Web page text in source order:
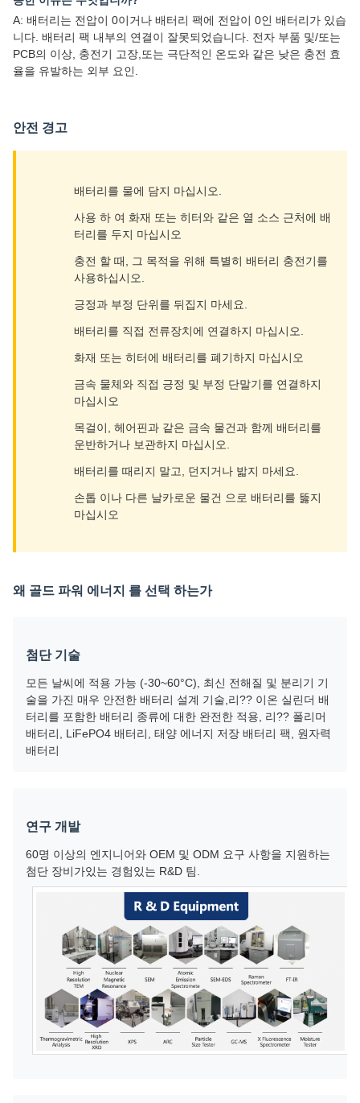
A: 배터리는 전압이 0이거나 배터리 팩에 전압이 0인 배터리가 있습
니다. 배터리 팩 내부의 연결이 잘못되었습니다. 전자 부품 및/또는
PCB의 이상, 충전기 고장,또는 극단적인 온도와 같은 낮은 충전 효
율을 유발하는 외부 요인.
안전 경고
배터리를 물에 담지 마십시오.
사용 하 여 화재 또는 히터와 같은 열 소스 근처에 배
터리를 두지 마십시오
충전 할 때, 그 목적을 위해 특별히 배터리 충전기를
사용하십시오.
긍정과 부정 단위를 뒤집지 마세요.
배터리를 직접 전류장치에 연결하지 마십시오.
화재 또는 히터에 배터리를 폐기하지 마십시오
금속 물체와 직접 긍정 및 부정 단말기를 연결하지
마십시오
목걸이, 헤어핀과 같은 금속 물건과 함께 배터리를
운반하거나 보관하지 마십시오.
배터리를 때리지 말고, 던지거나 밟지 마세요.
손톱 이나 다른 날카로운 물건 으로 배터리를 뚫지
마십시오
왜 골드 파워 에너지 를 선택 하는가
첨단 기술
모든 날씨에 적용 가능 (-30~60°C), 최신 전해질 및 분리기 기
술을 가진 매우 안전한 배터리 설계 기술,리?? 이온 실린더 배
터리를 포함한 배터리 종류에 대한 완전한 적용, 리?? 폴리머
배터리, LiFePO4 배터리, 태양 에너지 저장 배터리 팩, 원자력
배터리
연구 개발
60명 이상의 엔지니어와 OEM 및 ODM 요구 사항을 지원하는
첨단 장비가있는 경험있는 R&D 팀.